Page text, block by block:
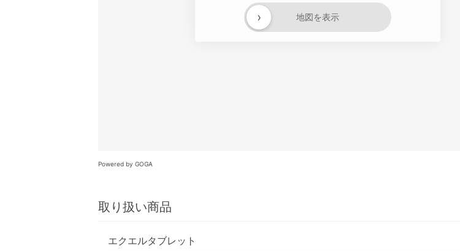
地図を表示
›
Powered by GOGA
取り扱い商品
エクエルタブレット